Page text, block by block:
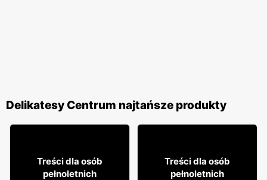
Delikatesy Centrum najtańsze produkty
29 95
Treści dla osób
pełnoletnich
5 79
Treści dla osób
pełnoletnich